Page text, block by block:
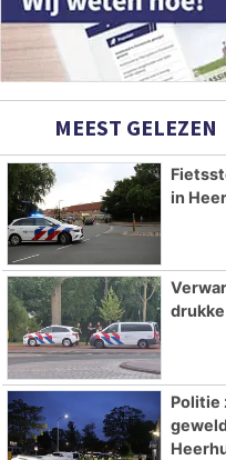
MEEST GELEZEN
in
Politie